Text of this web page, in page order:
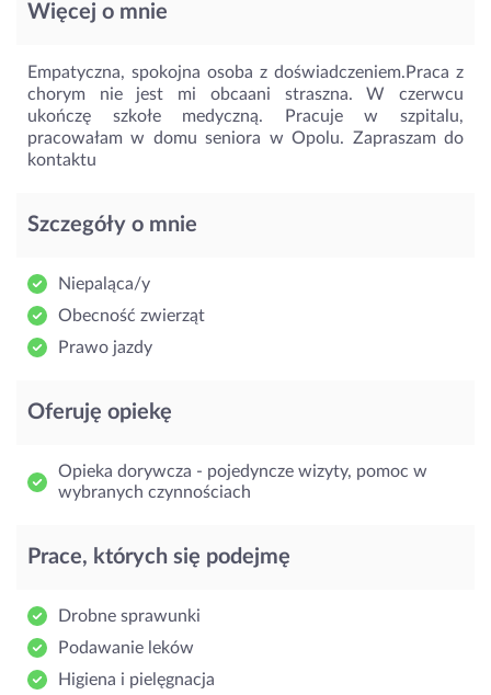
Więcej o mnie
Empatyczna, spokojna osoba z doświadczeniem.Praca z
chorym nie jest mi obcaani straszna. W czerwcu
ukończę szkołe medyczną. Pracuje w szpitalu,
pracowałam w domu seniora w Opolu. Zapraszam do
kontaktu
Szczegóły o mnie
Niepaląca/y
Obecność zwierząt
Prawo jazdy
Oferuję opiekę
Opieka dorywcza - pojedyncze wizyty, pomoc w
wybranych czynnościach
Prace, których się podejmę
Drobne sprawunki
Podawanie leków
Higiena i pielęgnacja